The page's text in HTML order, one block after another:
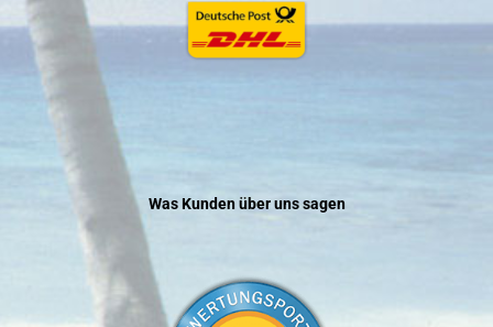
Was Kunden über uns sagen